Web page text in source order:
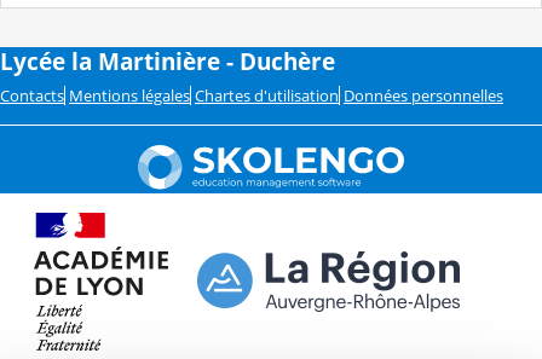
Lycée la Martinière - Duchère
Contacts Mentions légales Chartes d'utilisation Données personnelles